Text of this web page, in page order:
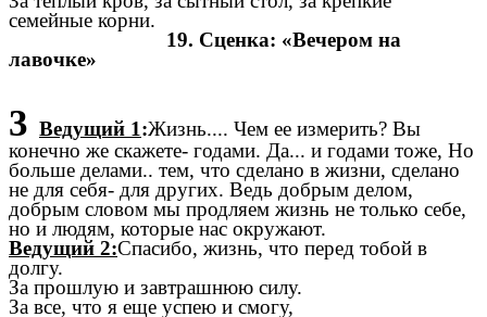
семейные корни.
19. Сценка: «Вечером на
лавочке»
3 Ведущий 1:Жизнь.... Чем ее измерить? Вы
конечно же скажете- годами. Да... и годами тоже, Но
больше делами.. тем, что сделано в жизни, сделано
не для себя- для других. Ведь добрым делом,
добрым словом мы продляем жизнь не только себе,
но и людям, которые нас окружают.
Ведущий 2:Спасибо, жизнь, что перед тобой в
долгу.
За прошлую и завтрашнюю силу.
За все, что я еще успею и смогу,